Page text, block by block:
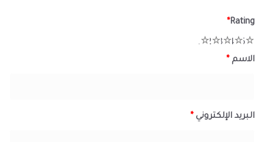
Rating
*
5
4
3
2
الاسم *
البريد الإلكتروني *